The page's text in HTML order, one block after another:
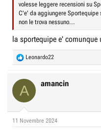
volesse leggere recensioni su
C'e' da aggiungere Sportequipe
non le trova nessuno...
la sportequipe e' comunque
R
e
t
s
Leonardo22
A amancin
11 Novembre 2024